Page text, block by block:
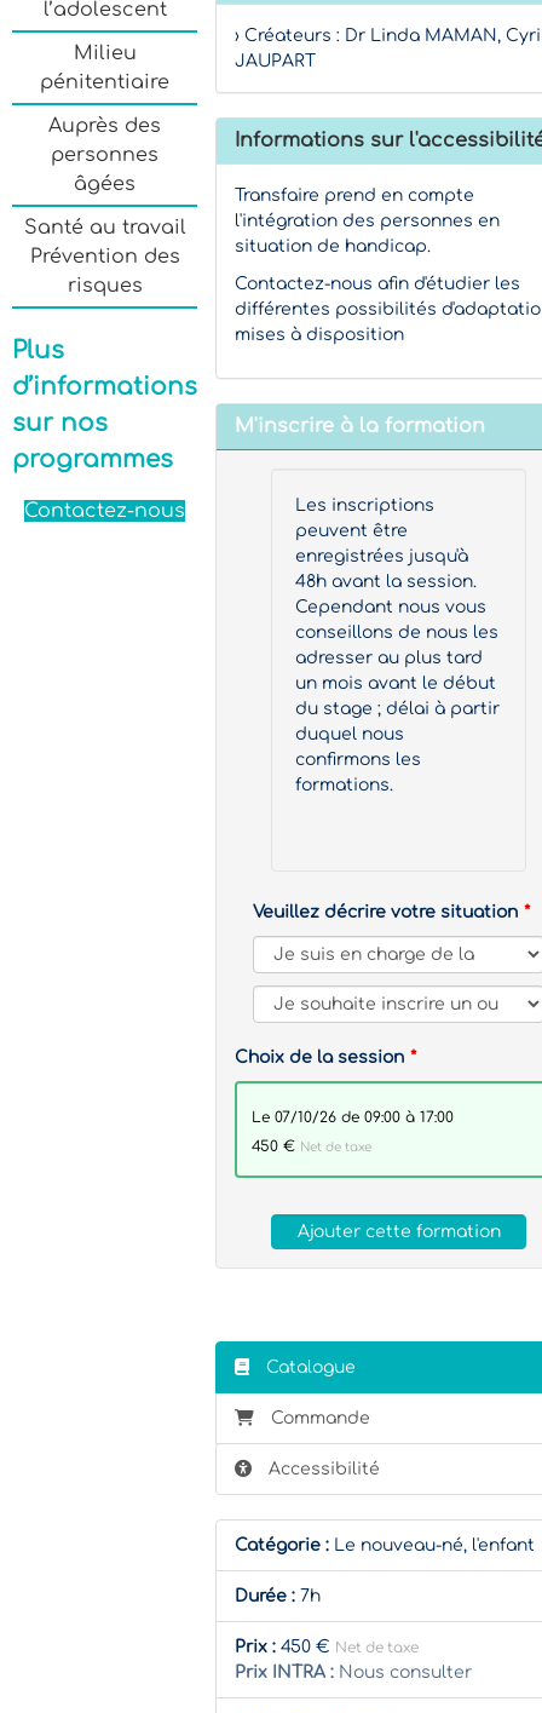
l’adolescent
Milieu
pénitentiaire
Auprès des
personnes
âgées
Santé au travail
Prévention des
risques
Plus
d’informations
sur nos
programmes
Contactez-nous
› Créateurs : Dr Linda MAMAN,
JAUPART
Informations sur
Transfaire prend en compte
l'intégration des personnes en
situation de handicap.
Contactez-nous afin d'étudier les
différentes possibilités
mises à disposition
M'inscrire à la formation
Les inscriptions
peuvent être
enregistrées jusqu'à
48h avant la session.
Cependant nous vous
conseillons de nous les
adresser au plus tard
un mois avant le début
du stage ; délai à partir
duquel nous
confirmons les
formations.
Veuillez décrire votre situation
Choix de la session
le 07/10/26 de 09:00 à 17:00
450 € Net de taxe
Ajouter cette formation
Catalogue
Commande
Accessibilité
Catégorie : Le nouveau-né, l'enfant
Durée : 7h
Prix : 450 € Net de taxe
Prix INTRA : Nous consulter